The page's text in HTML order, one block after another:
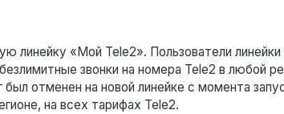
линейку «Мой Tele2». Пользователи
звонки на номера Tele2 в любой
отменен на новой линейке с момента
на всех тарифах Tele2.